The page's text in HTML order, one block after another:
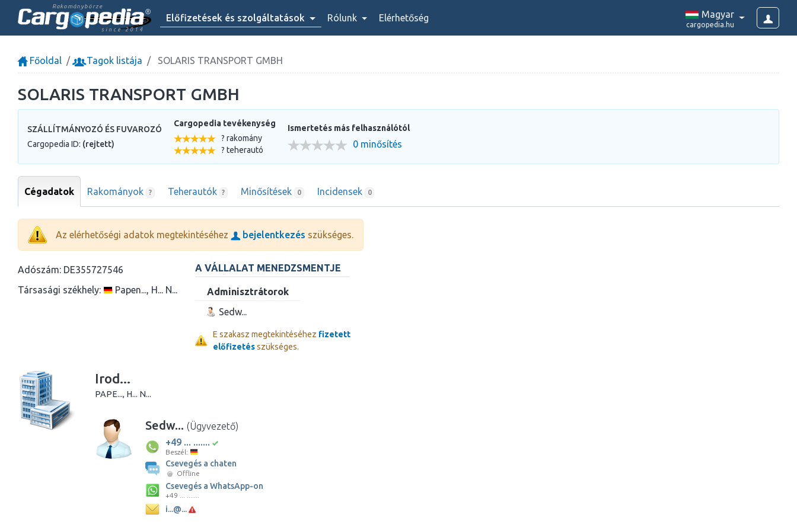
Rakománybörze
since 2014
Előfizetések és szolgáltatások Rólunk Elérhetőség Magyar
cargopedia.hu
Főoldal Tagok listája SOLARIS TRANSPORT GMBH
SOLARIS TRANSPORT GMBH
SZÁLLÍTMÁNYOZÓ ÉS FUVAROZÓ
Cargopedia ID: (rejtett)
Cargopedia tevékenység
? rakomány
? teherautó
Ismertetés más felhasználótól
0 minősítés
Cégadatok Rakományok ? Teherautók ? Minősítések 0 Incidensek 0
Az elérhetőségi adatok megtekintéséhez bejelentkezés szükséges.
Adószám: DE355727546
Társasági székhely:
Papen..., H... N...
A VÁLLALAT MENEDZSMENTJE
Adminisztrátorok
Sedw...
E szakasz megtekintéséhez fizetett
előfizetésszükséges.
Irod...
PAPE..., H... N...
Sedw... (Ügyvezető)
+49 ... .......
Beszél:
Csevegés a chaten
Offline
Csevegés a WhatsApp-on
+49 ... .......
i...@...